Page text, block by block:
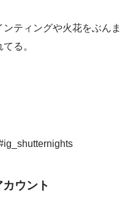
ティングや火花をぶんま
る。
ウント